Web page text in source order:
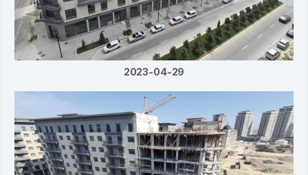
2023-04-29